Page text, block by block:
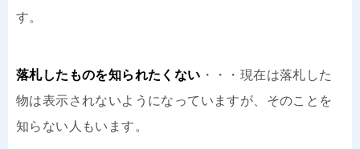
す。
落札したものを知られたくない ・・・現在は落札した
物は表示されないようになっていますが、そのことを
知らない人もいます。